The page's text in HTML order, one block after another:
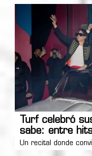
Turf celebró
sabe: entre
Un recital donde